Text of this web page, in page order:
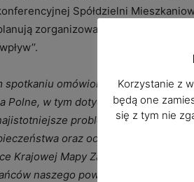
Spółdzielni
zorganizować debatę
spotkaniu omówione będą przede
Polne, w tym dotyczące kradzieży i
problemy
oraz oczekiwań
Krajowej Mapy Zagrożeń
naszego powiatu. To na
Korzystanie z
będą one
się z tym nie